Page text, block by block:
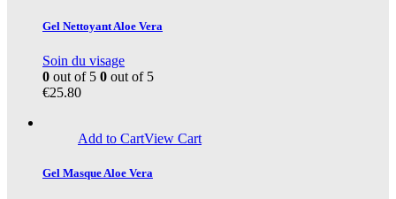
Gel Nettoyant Aloe Vera
Soin du visage
0 out of 5 0 out of 5
€25.80
Add to CartView Cart
Gel Masque Aloe Vera